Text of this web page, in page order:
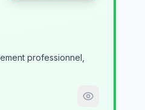
professionnel,